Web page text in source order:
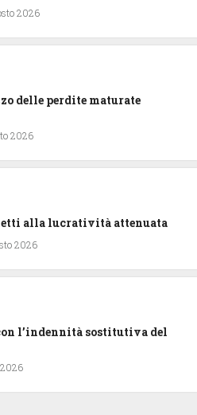
2026
delle perdite maturate
2026
alla lucratività attenuata
2026
l’indennità sostitutiva del